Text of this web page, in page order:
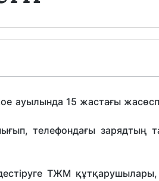
ауылында 15 жастағы
телефондағы зарядтың
ТЖМ